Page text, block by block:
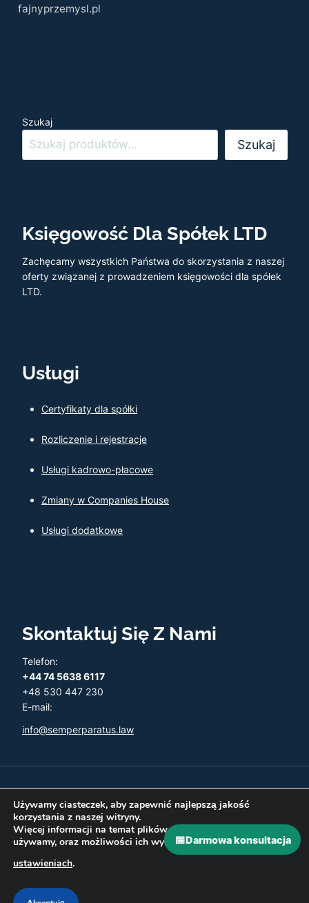
fajnyprzemysl.pl
Szukaj
Szukaj
Księgowość Dla Spółek LTD
Zachęcamy wszystkich Państwa do skorzystania z naszej
oferty związanej z prowadzeniem księgowości dla spółek
LTD.
Usługi
Certyfikaty dla spółki
Rozliczenie i rejestracje
Usługi kadrowo-płacowe
Zmiany w Companies House
Usługi dodatkowe
Skontaktuj Się Z Nami
Telefon:
+44 74 5638 6117
+48 530 447 230
E-mail:
info@semperparatus.law
© 2026 Semper Paratus - Twoja księgowość w UK
Polityka prywatności
Najczęściej zadawane pytania
Używamy ciasteczek, aby zapewnić najlepszą jakość
korzystania z naszej witryny.
Więcej informacji na temat plików ciasteczka, których
używamy, oraz możliwości ich wyłączenia znajdziesz w
ustawieniach.
📅Darmowa konsultacja